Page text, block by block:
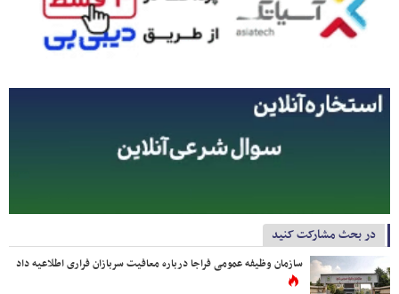
در بحث مشارکت کنید
سازمان وظیفه عمومی فراجا درباره معافیت سربازان فراری اطلاعیه داد